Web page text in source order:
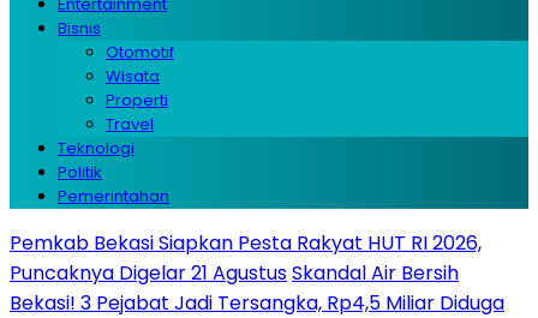
Bisnis
Otomotif
Wisata
Properti
Travel
Teknologi
Politik
Pemerintahan
Pemkab Bekasi Siapkan Pesta Rakyat HUT RI 2026,
Puncaknya Digelar 21 AgustusSkandal Air Bersih
Bekasi! 3 Pejabat Jadi Tersangka, Rp4,5 Miliar Diduga